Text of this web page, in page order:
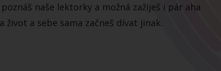
naše lektorky a možná zažiješ i pár aha
a sebe sama začneš dívat jinak.